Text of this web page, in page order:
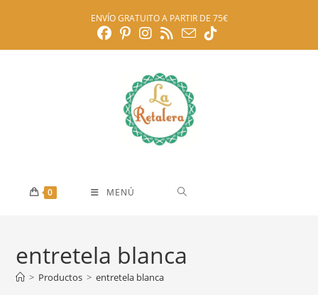
ENVÍO GRATUITO A PARTIR DE 75€
0 MENÚ
entretela blanca
> Productos > entretela blanca